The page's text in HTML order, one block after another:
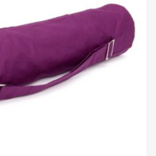
ПРИДБАТИ
Add to Wishlist